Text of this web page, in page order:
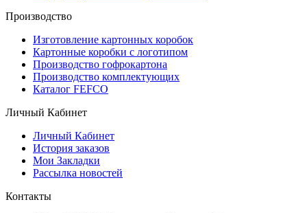
Производство
Изготовление картонных коробок
Картонные коробки с логотипом
Производство гофрокартона
Производство комплектующих
Каталог FEFCO
Личный Кабинет
Личный Кабинет
История заказов
Мои Закладки
Рассылка новостей
Контакты